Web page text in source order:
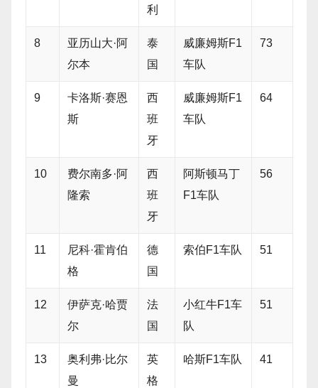
利
8
亚历山大·阿
尔本
泰
国
威廉姆斯F1
车队
73
9
卡洛斯·赛恩
斯
西
班
牙
威廉姆斯F1
车队
64
10
费尔南多·阿
隆索
西
班
牙
阿斯顿马丁
F1车队
56
11
尼科·霍肯伯
格
德
国
索伯F1车队 51
12
伊萨克·哈贾
尔
法
国
小红牛F1车
队
51
13
奥利弗·比尔
曼
英
格
哈斯F1车队 41